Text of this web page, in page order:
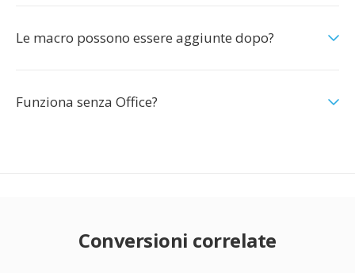
Le macro possono essere aggiunte dopo?
Funziona senza Office?
Conversioni correlate